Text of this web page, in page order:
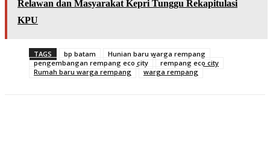
Relawan dan Masyarakat Kepri Tunggu Rekapitulasi
KPU
TAGS bp batam
Hunian baru warga rempang
pengembangan rempang eco city
rempang eco city
Rumah baru warga rempang
warga rempang